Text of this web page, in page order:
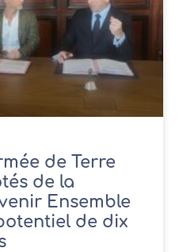
de Terre
de la
Ensemble
de dix